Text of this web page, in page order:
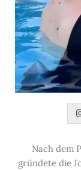
Nach dem
gründete die